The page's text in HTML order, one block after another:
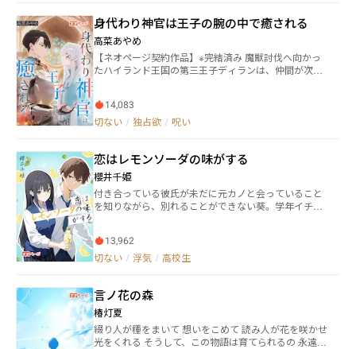
レイの過去や体質の謎にも触れていく――。 魔法と薬、そ
して静かに育まれる愛と絆の物語。
身代わり神官は王子の腕の中で癒される
高菜あやめ
【ネオページ契約作品】※完結済み 魔獣討伐へ向かっ
たハイランド王国の第三王子ディランは、仲間が次々
神殿の奥深くで、誰にも知られずに生きるサージャ
は、王族の『形代（かたしろ）』として、ディランの
は破滅か、それとも祝福なのか…
14,083
切ない / 独占欲 / 呪い
恋はレモンソーダの味がする
櫻井千姫
付き合っている彼氏が未だに元カノと会っていること
を知りながら、別れることができない葵。学年イチの
ため、告白してきた男の子と付き合い始めた琴子。彼
女の妊娠疑惑に困惑する陸人。恋愛依存症で複数の男
ない保樹――甘さなんて一ミリもない。苦くて酸っぱく
て、炭酸水のように刺激的。6人の高校生が主人公の、
切ない青春群像劇。
13,962
切ない / 浮気 / 高校生
言ノ花の森
椿灯夏
綴り人が種をまいて 想いをこめて 読み人が花を咲かせ
光をくれる そうして、この物語は育てられるの 永遠に